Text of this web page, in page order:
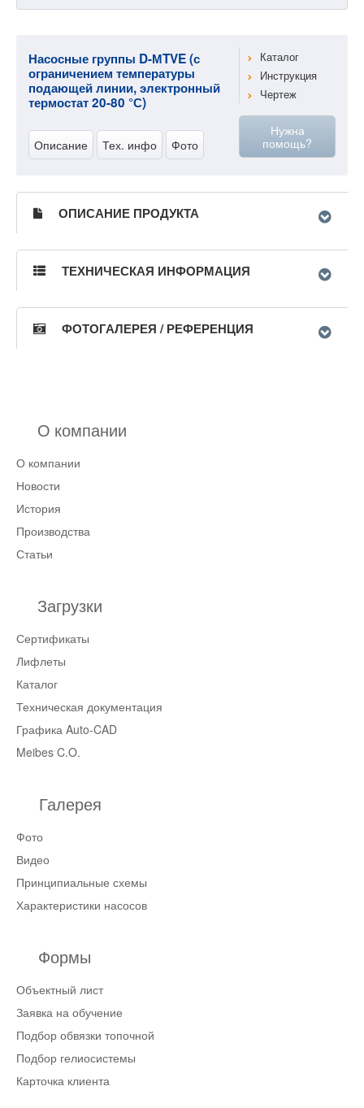
Насосные группы D-МTVE (с
ограничением температуры
подающей линии, электронный
термостат 20-80 °С)
Описание Тех. инфо Фото
Каталог
Инструкция
Чертеж
Нужна
помощь?
ОПИСАНИЕ ПРОДУКТА
ТЕХНИЧЕСКАЯ ИНФОРМАЦИЯ
ФОТОГАЛЕРЕЯ / РЕФЕРЕНЦИЯ
О компании
О компании
Новости
История
Производства
Статьи
Загрузки
Сертификаты
Лифлеты
Каталог
Техническая документация
Графика Auto-CAD
Meibes C.O.
Галерея
Фото
Видео
Принципиальные схемы
Характеристики насосов
Формы
Объектный лист
Заявка на обучение
Подбор обвязки топочной
Подбор гелиосистемы
Карточка клиента